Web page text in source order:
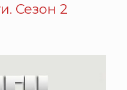
Сезон 2